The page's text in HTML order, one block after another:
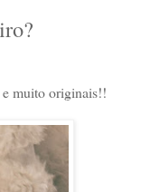
muito originais!!